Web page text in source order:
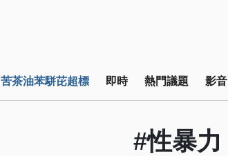
苦茶油苯駢芘超標 即時 熱門議題 影音
#性暴力